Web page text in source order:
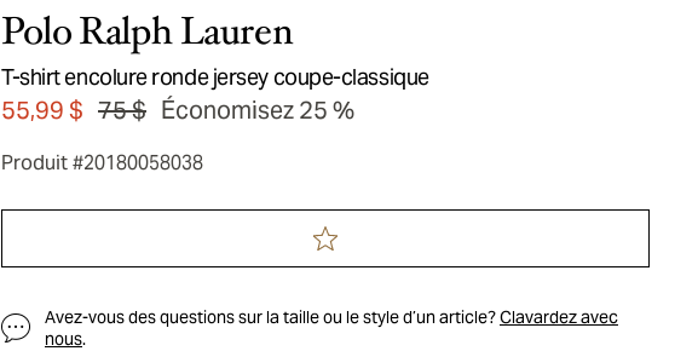
Polo Ralph Lauren
T-shirt encolure ronde jersey coupe-classique
55,99 $ 75 $ Économisez 25 %
Produit #20180058038
Avez-vous des questions sur la taille ou le style d’un article?Clavardez avec
nous.